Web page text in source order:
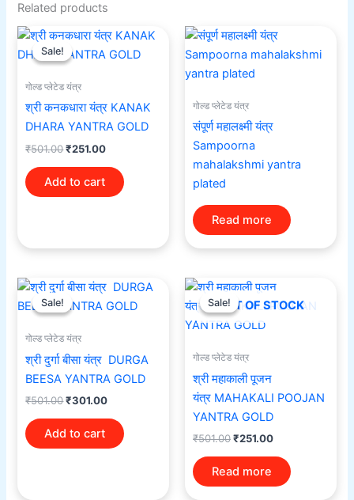
Related products
Sale!
Sale!
गोल्ड प्लेटेड यंत्र
श्री कनकधारा यंत्र KANAK
DHARA YANTRA GOLD
₹501.00
Original
was:
₹251.00
Current
price
is:
Add to cart
गोल्ड प्लेटेड यंत्र
संपूर्ण महालक्ष्मी यंत्र
Sampoorna
mahalakshmi yantra
plated
Read more
Sale!
Sale!
गोल्ड प्लेटेड यंत्र
श्री दुर्गा बीसा यंत्र DURGA
BEESA YANTRA GOLD
₹501.00
Original
was:
₹301.00
Current
is:
Add to cart
Sale!
OUT OF STOCK
Sale!
गोल्ड प्लेटेड यंत्र
श्री महाकाली पूजन
यंत्र MAHAKALI POOJAN
YANTRA GOLD
₹501.00
Original
was:
₹501.00.
₹251.00
Current
is:
Read more